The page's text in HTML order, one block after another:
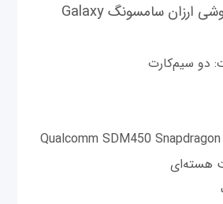
گوشی ارزان سامسونگ Galaxy
دو سیم‌کارت
Qualcomm SDM450
هسته‌ای